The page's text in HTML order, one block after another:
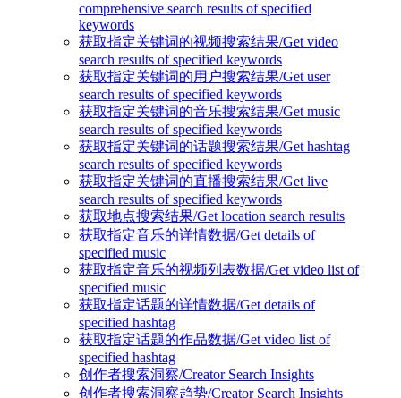
comprehensive search results of specified
keywords
获取指定关键词的视频搜索结果/Get video
search results of specified keywords
获取指定关键词的用户搜索结果/Get user
search results of specified keywords
获取指定关键词的音乐搜索结果/Get music
search results of specified keywords
获取指定关键词的话题搜索结果/Get hashtag
search results of specified keywords
获取指定关键词的直播搜索结果/Get live
search results of specified keywords
获取地点搜索结果/Get location search results
获取指定音乐的详情数据/Get details of
specified music
获取指定音乐的视频列表数据/Get video list of
specified music
获取指定话题的详情数据/Get details of
specified hashtag
获取指定话题的作品数据/Get video list of
specified hashtag
创作者搜索洞察/Creator Search Insights
创作者搜索洞察趋势/Creator Search Insights